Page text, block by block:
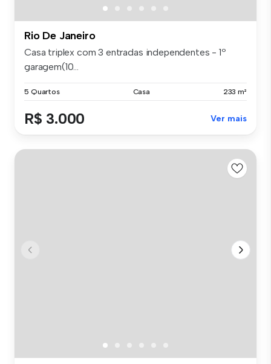
Rio De Janeiro
Casa triplex com 3 entradas independentes - 1º
garagem(10...
5 Quartos Casa 233 m²
R$ 3.000 Ver mais